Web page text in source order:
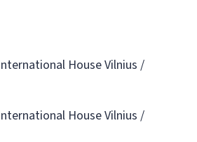
House Vilnius /
House Vilnius /